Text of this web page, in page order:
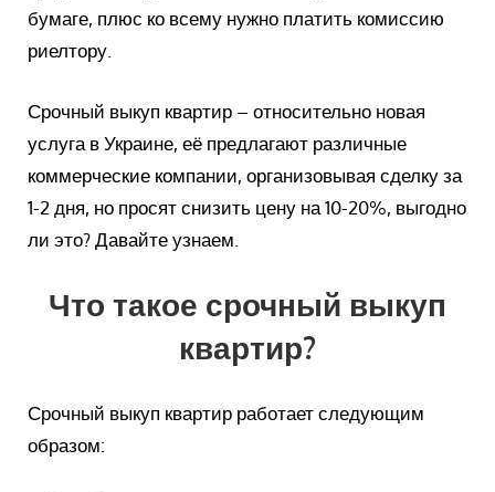
бумаге, плюс ко всему нужно платить комиссию
риелтору.
Срочный выкуп квартир – относительно новая
услуга в Украине, её предлагают различные
коммерческие компании, организовывая сделку за
1-2 дня, но просят снизить цену на 10-20%, выгодно
ли это? Давайте узнаем.
Что такое срочный выкуп
квартир?
Срочный выкуп квартир работает следующим
образом: